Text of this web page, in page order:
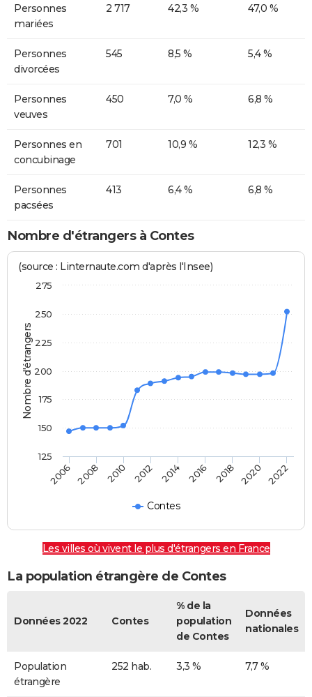
Personnes
mariées
2 717 42,3 % 47,0 %
Personnes
divorcées
545 8,5 % 5,4 %
Personnes
veuves
450 7,0 % 6,8 %
Personnes en
concubinage
701 10,9 % 12,3 %
Personnes
pacsées
413 6,4 % 6,8 %
Nombre d'étrangers à Contes
Nombre d'étrangers
(source : Linternaute.com d'après l'Insee)
Contes
2006 2008 2010 2012 2014 2016 2018 2020 2022
125
150
175
200
225
250
275
Les villes où vivent le plus d'étrangers en France
La population étrangère de Contes
Données 2022 Contes
% de la
population
de Contes
Données
nationales
Population
étrangère
252 hab. 3,3 % 7,7 %